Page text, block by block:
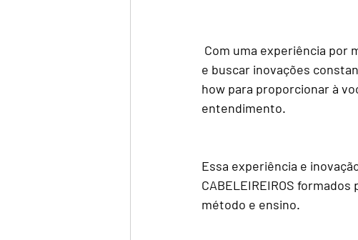
e buscar inovações
how para proporcionar à
entendimento.
Essa experiência e
CABELEIREIROS
método e ensino.